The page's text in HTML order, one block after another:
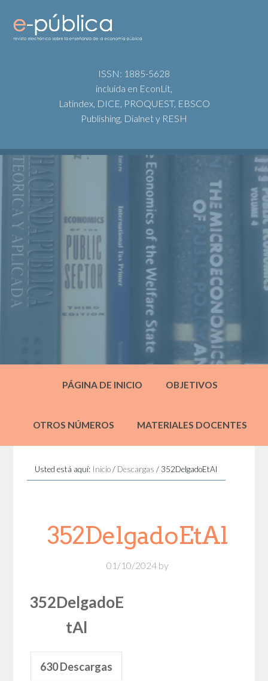
ISSN: 1885-5628
incluida en EconLit,
Latindex, DICE, PROQUEST, EBSCO
Publishing, Dialnet y RESH
PÁGINA DE INICIO OBJETIVOS
OTROS NÚMEROS MATERIALES DOCENTES
Usted está aquí: Inicio / Descargas / 352DelgadoEtAl
352DelgadoEtAl
01/10/2024by
352DelgadoE
tAl
630Descargas